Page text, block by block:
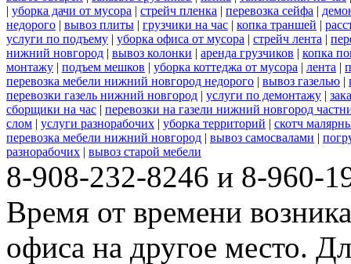
| уборка дачи от мусора | стрейч пленка | перевозка сейфа |
недорого | вывоз плиты | грузчики на час | копка траншей |
услуги по подъему | уборка офиса от мусора | стрейч лента |
нижний новгород | вывоз колонки | аренда грузчиков | копка
монтажу | подъем мешков | уборка коттеджа от мусора | лента |
перевозка мебели нижний новгород недорого | вывоз газелью |
перевозки газель нижний новгород | услуги по демонтажу |
сборщики на час | перевозки на газели нижний новгород
слом | услуги разнорабочих | уборка территорий | скотч
перевозка мебели нижний новгород | вывоз самосвалами |
разнорабочих | вывоз старой мебели
8-908-232-8246 и 8-960-
Время от времени
офиса на другое место.